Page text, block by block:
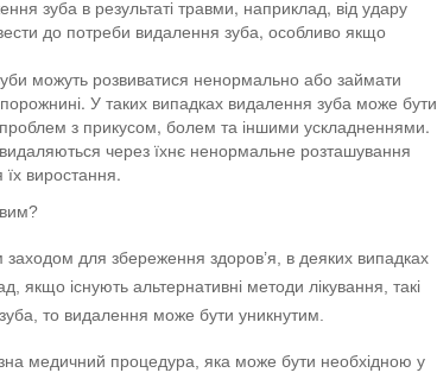
зуба в результаті травми, наприклад, від удару
до потреби видалення зуба, особливо якщо
можуть розвиватися ненормально або займати
У таких випадках видалення зуба може бути
з прикусом, болем та іншими ускладненнями.
через їхнє ненормальне розташування
виростання.
заходом для збереження здоров’я, в деяких випадках
якщо існують альтернативні методи лікування, такі
то видалення може бути уникнутим.
медичний процедура, яка може бути необхідною у